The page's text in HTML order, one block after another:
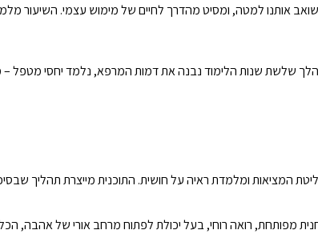
במהלך שלשת שנות הלימוד נבנה את דמות המרפא, נלמד יחסי מטפל
המציאות ומלמדת ראיה על חושית. התוכנית מייצרת תהליך
מפותחת, רואה רוחי, בעל יכולת לפתוח מרחב אורי של אהבה,